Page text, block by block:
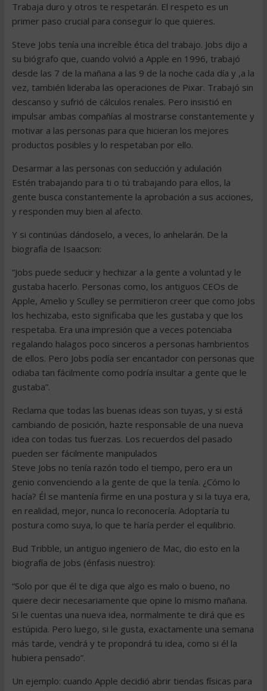
Trabaja duro y otros te respetarán. El respeto es un
primer paso crucial para conseguir lo que quieres.
Steve Jobs tenía una increíble ética del trabajo. Jobs dijo a
su biógrafo que, cuando volvió a Apple en 1996, trabajó
desde las 7 de la mañana a las 9 de la noche cada día y ,a la
vez, también lideraba las operaciones de Pixar. Trabajó sin
descanso y sufrió de cálculos renales. Pero insistió en
impulsar ambas compañías al mostrarse constantemente y
motivar a las personas para que hicieran los mejores
productos posibles y lo respetaban por ello.
Desarmar a las personas con seducción y adulación
Estén trabajando para ti o tú trabajando para ellos, la
gente busca constantemente la aprobación a sus acciones,
y responden muy bien al afecto.
Y si continúas dándoselo, a veces, lo anhelarán. De la
biografía de Isaacson:
“Jobs puede seducir y hechizar a la gente a voluntad y le
gustaba hacerlo. Personas como, los antiguos CEOs de
Apple, Amelio y Sculley se permitieron creer que como Jobs
los hechizaba, esto significaba que les gustaba y que los
respetaba. Era una impresión que a veces potenciaba
regalando halagos poco sinceros a personas hambrientos
de ellos. Pero Jobs podía ser encantador con personas que
odiaba tan fácilmente como podría insultar a gente que le
gustaba”.
Reclama que todas las buenas ideas son tuyas, y si está
cambiando de posición, hazte responsable de una nueva
idea con todas tus fuerzas. Los recuerdos del pasado
pueden ser fácilmente manipulados
Steve Jobs no tenía razón todo el tiempo, pero era un
genio convenciendo a la gente de que la tenía. ¿Cómo lo
hacía? Él se mantenía firme en una postura y si la tuya era,
en realidad, mejor, nunca lo reconocería. Adoptaría tu
postura como suya, lo que te haría perder el equilibrio.
Bud Tribble, un antiguo ingeniero de Mac, dio esto en la
biografía de Jobs (énfasis nuestro):
“Solo por que él te diga que algo es malo o bueno, no
quiere decir necesariamente que opine lo mismo mañana.
Si le cuentas una nueva idea, normalmente te dirá que es
estúpida. Pero luego, si le gusta, exactamente una semana
más tarde, vendrá y te propondrá tu idea, como si él la
hubiera pensado”.
Un ejemplo: cuando Apple decidió abrir tiendas físicas para